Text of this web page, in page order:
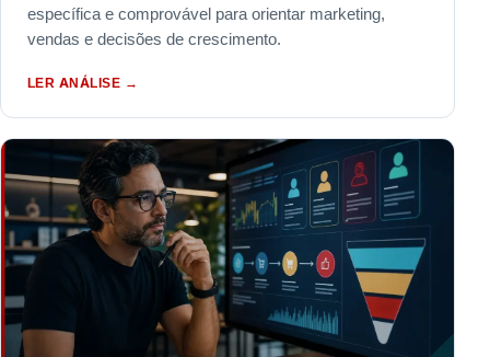
específica e comprovável para orientar marketing,
vendas e decisões de crescimento.
LER ANÁLISE →